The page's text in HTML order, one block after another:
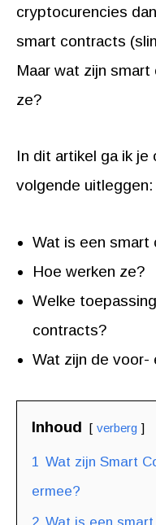
cryptocurencies
smart contracts
Maar wat zijn
ze?
In dit artikel ga ik je
volgende uitleggen:
Wat is een smart
Hoe werken ze?
Welke
contracts?
Wat zijn de voor-
Inhoud verberg
1 Wat zijn Smart
ermee?
2 Wat is een